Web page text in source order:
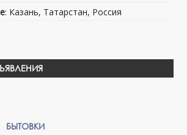
: Казань, Татарстан, Россия
БЫТОВКИ